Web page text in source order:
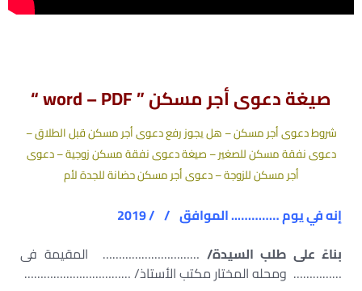
صيغة دعوى أجر مسكن ” word – PDF “
شروط دعوى أجر مسكن – هل يجوز رفع دعوى أجر مسكن قبل الطلاق –
دعوى نفقة مسكن للصغير – صيغة دعوى نفقة مسكن زوجية – دعوى
أجر مسكن للزوجة – دعوى أجر مسكن حضانة للجدة لأم
إنه في يوم ………….. الموافق / / 2019
بناءً على طلب السيدة/ ………………………… المقيمة فى
…………… ومحله المختار مكتب الأستاذ/ ……………………………